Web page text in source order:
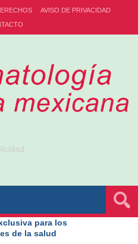
AVISO DE PRIVACIDAD
para los
de la salud